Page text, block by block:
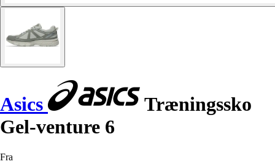
Asics
Træningssko
Gel-venture 6
Fra